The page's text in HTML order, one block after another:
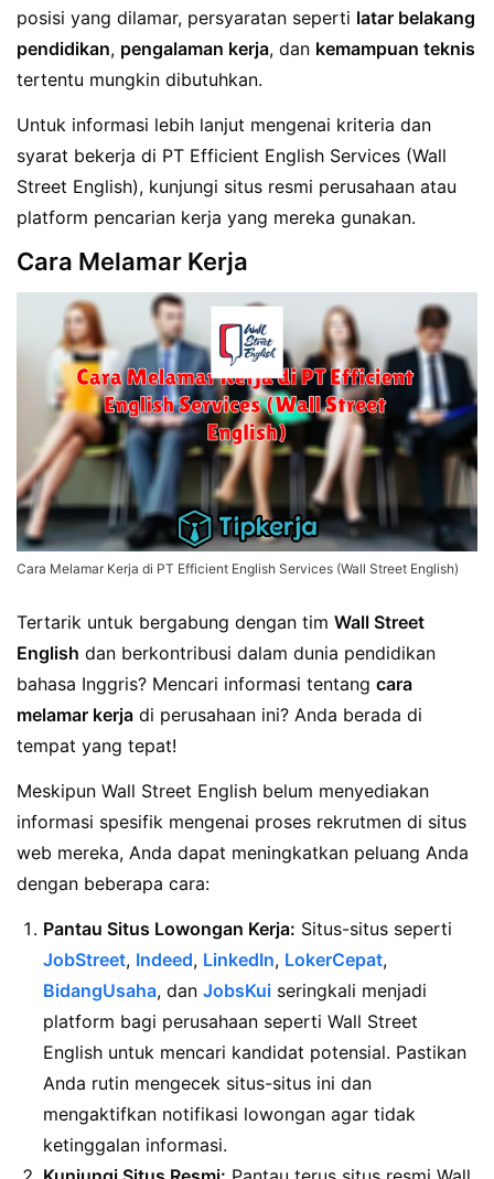
posisi yang dilamar, persyaratan seperti latar belakang
pendidikan, pengalaman kerja, dan kemampuan teknis
tertentu mungkin dibutuhkan.
Untuk informasi lebih lanjut mengenai kriteria dan
syarat bekerja di PT Efficient English Services (Wall
Street English), kunjungi situs resmi perusahaan atau
platform pencarian kerja yang mereka gunakan.
Cara Melamar Kerja
Cara Melamar Kerja di PT Efficient English Services (Wall Street English)
Tertarik untuk bergabung dengan tim Wall Street
English dan berkontribusi dalam dunia pendidikan
bahasa Inggris? Mencari informasi tentang cara
melamar kerja di perusahaan ini? Anda berada di
tempat yang tepat!
Meskipun Wall Street English belum menyediakan
informasi spesifik mengenai proses rekrutmen di situs
web mereka, Anda dapat meningkatkan peluang Anda
dengan beberapa cara:
Pantau Situs Lowongan Kerja: Situs-situs seperti
JobStreet, Indeed, LinkedIn, LokerCepat,
BidangUsaha, dan JobsKui seringkali menjadi
platform bagi perusahaan seperti Wall Street
English untuk mencari kandidat potensial. Pastikan
Anda rutin mengecek situs-situs ini dan
mengaktifkan notifikasi lowongan agar tidak
ketinggalan informasi.